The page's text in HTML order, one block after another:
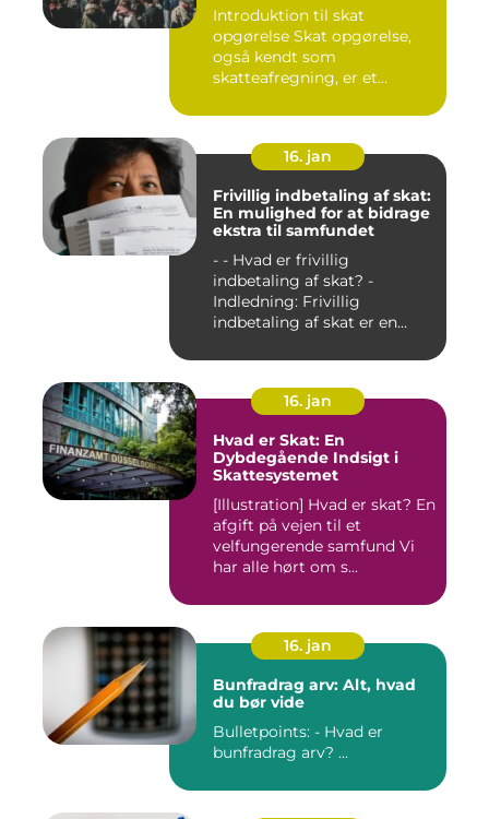
Introduktion til skat
opgørelse Skat opgørelse,
også kendt som
skatteafregning, er et
16. jan
Frivillig indbetaling af skat:
En mulighed for at bidrage
ekstra til samfundet
- - Hvad er frivillig
indbetaling af skat? -
Indledning: Frivillig
indbetaling af skat er en
16. jan
Hvad er Skat: En
Dybdegående Indsigt i
Skattesystemet
[Illustration] Hvad er skat? En
afgift på vejen til et
velfungerende samfund Vi
har alle hørt om s...
16. jan
Bunfradrag arv: Alt, hvad
du bør vide
Bulletpoints: - Hvad er
bunfradrag arv? ...